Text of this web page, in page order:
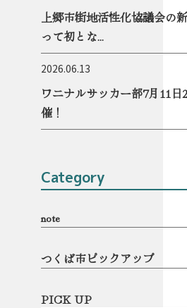
上郷市街地活性化協議会の
って初とな...
2026.06.13
ワニナルサッカー部7月11日
催！
Category
note
つくば市ピックアップ
PICK UP